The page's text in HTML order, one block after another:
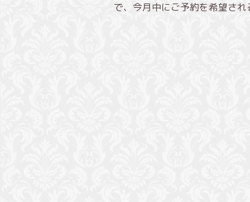
で、今月中にご予約を希望され